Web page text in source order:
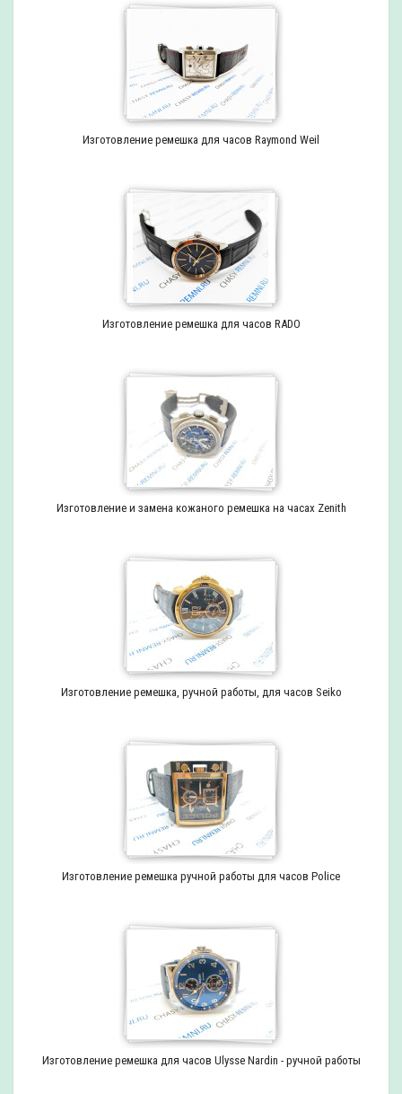
Изготовление ремешка для часов Raymond Weil
Изготовление ремешка для часов RADO
Изготовление и замена кожаного ремешка на часах Zenith
Изготовление ремешка, ручной работы, для часов Seiko
Изготовление ремешка ручной работы для часов Police
Изготовление ремешка для часов Ulysse Nardin - ручной работы